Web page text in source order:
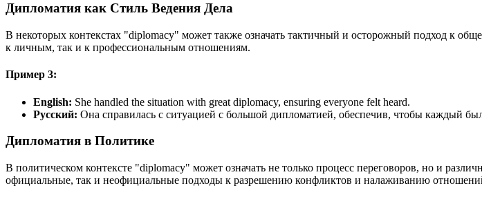
Дипломатия как Стиль Ведения Дела
В некоторых контекстах "diplomacy" может также означать тактичный и осторожный подход к
к личным, так и к профессиональным отношениям.
Пример 3:
English: She handled the situation with great diplomacy, ensuring everyone felt heard.
Русский: Она справилась с ситуацией с большой дипломатией, обеспечив, чтобы каждый
Дипломатия в Политике
В политическом контексте "diplomacy" может означать не только процесс переговоров, но и
официальные, так и неофициальные подходы к разрешению конфликтов и налаживанию